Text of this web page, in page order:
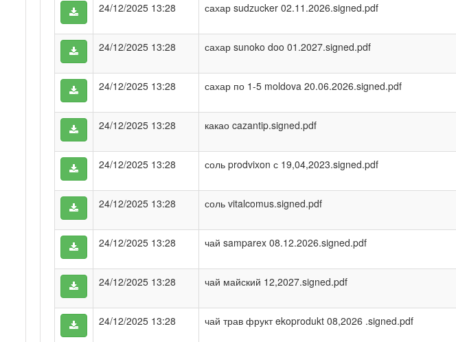
24/12/2025 13:28 сахар sudzucker 02.11.2026.signed.pdf
24/12/2025 13:28 сахар sunoko doo 01.2027.signed.pdf
24/12/2025 13:28 сахар по 1-5 moldova 20.06.2026.signed.pdf
24/12/2025 13:28 какао cazantip.signed.pdf
24/12/2025 13:28 соль prodvixon с 19,04,2023.signed.pdf
24/12/2025 13:28 соль vitalcomus.signed.pdf
24/12/2025 13:28 чай samparex 08.12.2026.signed.pdf
24/12/2025 13:28 чай майский 12,2027.signed.pdf
24/12/2025 13:28 чай трав фрукт ekoprodukt 08,2026 .signed.pdf